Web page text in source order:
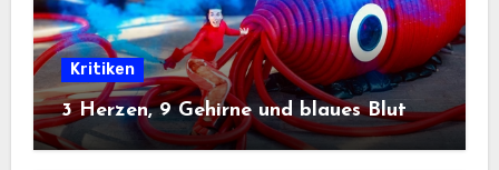
Kritiken
3 Herzen, 9 Gehirne und blaues Blut